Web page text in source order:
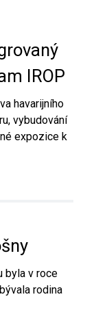
IROP
havarijního
vybudování
expozice k
byla v roce
rodina